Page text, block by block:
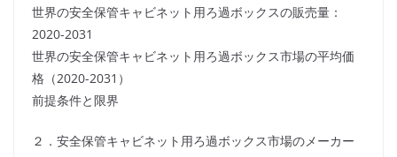
世界の安全保管キャビネット用ろ過ボックスの販売量：
2020-2031
世界の安全保管キャビネット用ろ過ボックス市場の平均価
格（2020-2031）
前提条件と限界
２．安全保管キャビネット用ろ過ボックス市場のメーカー